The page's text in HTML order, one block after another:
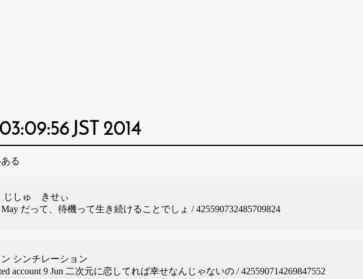
JST 2014
る
じしゅ きせぃ
May だって、待機って生き続けることでしょ / 425590732485709824
シンチレーション
account 9 Jun 二次元に恋してれば幸せなんじゃないの / 425590714269847552